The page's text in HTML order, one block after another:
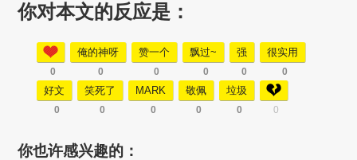
你对本文的反应是：
0
俺的神呀
0
赞一个
0
飘过~
0
强
0
很实用
0
好文
0
笑死了
0
MARK
0
敬佩
0
垃圾
0 0
你也许感兴趣的：